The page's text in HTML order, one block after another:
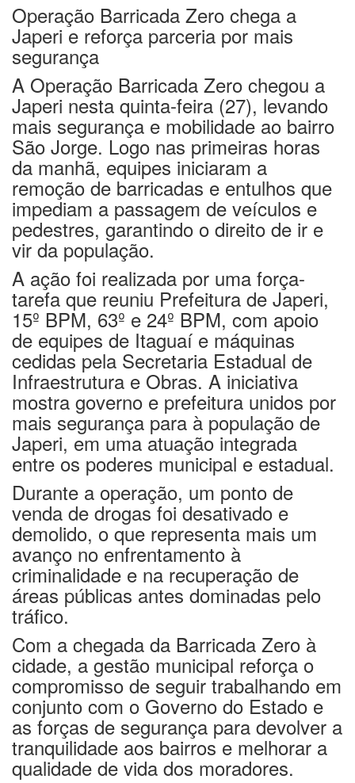
Operação Barricada Zero chega a
Japeri e reforça parceria por mais
segurança
A Operação Barricada Zero chegou a
Japeri nesta quinta-feira (27), levando
mais segurança e mobilidade ao bairro
São Jorge. Logo nas primeiras horas
da manhã, equipes iniciaram a
remoção de barricadas e entulhos que
impediam a passagem de veículos e
pedestres, garantindo o direito de ir e
vir da população.
A ação foi realizada por uma força-
tarefa que reuniu Prefeitura de Japeri,
15º BPM, 63º e 24º BPM, com apoio
de equipes de Itaguaí e máquinas
cedidas pela Secretaria Estadual de
Infraestrutura e Obras. A iniciativa
mostra governo e prefeitura unidos por
mais segurança para à população de
Japeri, em uma atuação integrada
entre os poderes municipal e estadual.
Durante a operação, um ponto de
venda de drogas foi desativado e
demolido, o que representa mais um
avanço no enfrentamento à
criminalidade e na recuperação de
áreas públicas antes dominadas pelo
tráfico.
Com a chegada da Barricada Zero à
cidade, a gestão municipal reforça o
compromisso de seguir trabalhando em
conjunto com o Governo do Estado e
as forças de segurança para devolver a
tranquilidade aos bairros e melhorar a
qualidade de vida dos moradores.